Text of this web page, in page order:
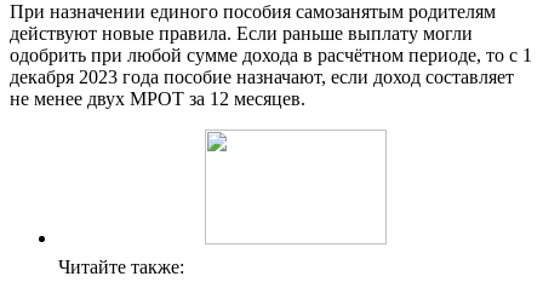
При назначении единого пособия самозанятым родителям
действуют новые правила. Если раньше выплату могли
одобрить при любой сумме дохода в расчётном периоде, то с 1
декабря 2023 года пособие назначают, если доход составляет
не менее двух МРОТ за 12 месяцев.
Читайте также: